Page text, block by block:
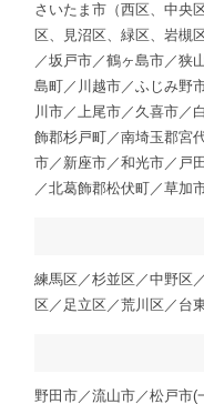
さいたま市（西区、中央
区、見沼区、緑区、岩槻
／坂戸市／鶴ヶ島市／狭
島町／川越市／ふじみ野
川市／上尾市／久喜市／
飾郡杉戸町／南埼玉郡宮
市／新座市／和光市／戸
／北葛飾郡松伏町／草加
練馬区／杉並区／中野区
区／足立区／荒川区／台
野田市／流山市／松戸市